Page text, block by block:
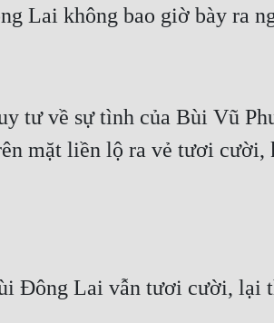
Lai không bao giờ bày ra
tư về sự tình của Bùi Vũ
mặt liền lộ ra vẻ tươi cười,
Đông Lai vẫn tươi cười, lại